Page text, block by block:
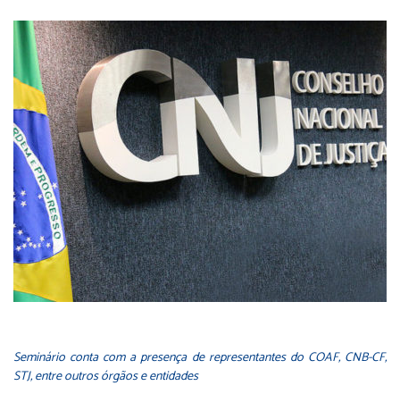
Seminário conta com a presença de representantes do COAF, CNB-CF,
STJ, entre outros órgãos e entidades